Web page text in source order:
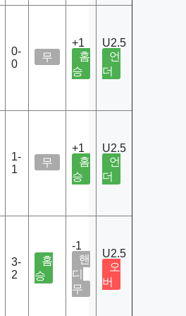
0-
0
무
+1
홈
승
U2.5
언
더
1-
1
무
+1
홈
승
U2.5
언
더
3-
2
홈
승
-1
핸
디
무
U2.5
오
버